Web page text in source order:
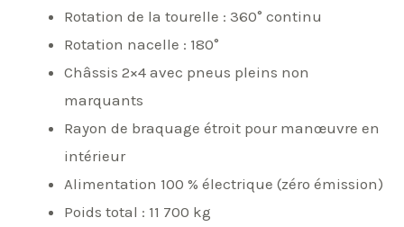
Rotation de la tourelle : 360° continu
Rotation nacelle : 180°
Châssis 2×4 avec pneus pleins non
marquants
Rayon de braquage étroit pour manœuvre en
intérieur
Alimentation 100 % électrique (zéro émission)
Poids total : 11 700 kg